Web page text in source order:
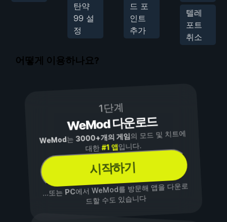
탄약
99 설
정
드 포
인트
추가
텔레
포트
취소
어떻게 이용하나요?
1단계
WeMod 다운로드
WeMod는3000+개의 게임의 모드 및 치트에
대한#1 앱입니다.
시작하기
...또는PC에서 WeMod를 방문해 앱을 다운로
드할 수도 있습니다